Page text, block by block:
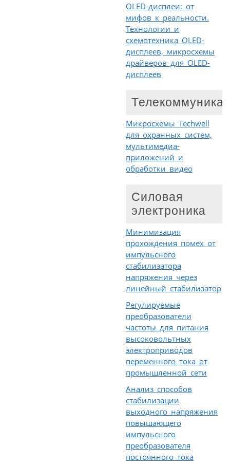
OLED-дисплеи: от
мифов к реальности.
Технологии и
схемотехника OLED-
дисплеев, микросхемы
драйверов для OLED-
дисплеев
Микросхемы Techwell
для охранных систем,
мультимедиа-
приложений и
обработки видео
Силовая
электроника
Минимизация
прохождения помех от
импульсного
стабилизатора
напряжения через
линейный стабилизатор
Регулируемые
преобразователи
частоты для питания
высоковольтных
электроприводов
переменного тока от
промышленной сети
Анализ способов
стабилизации
выходного напряжения
повышающего
импульсного
преобразователя
постоянного тока